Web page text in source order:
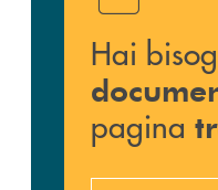
Hai
pagina